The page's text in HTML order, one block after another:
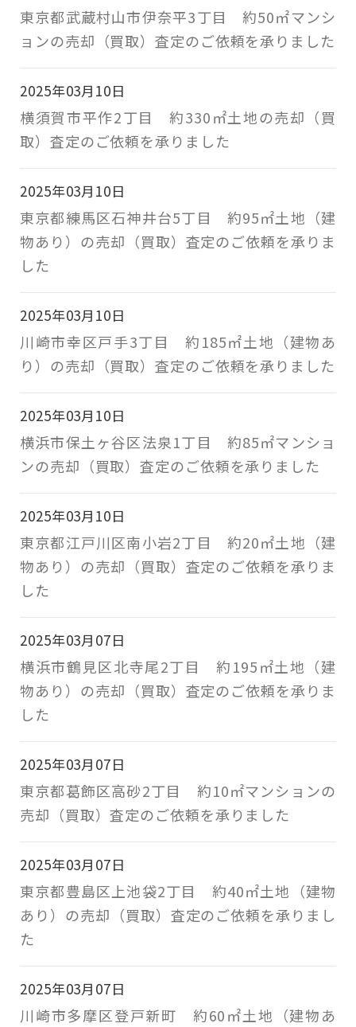
東京都武蔵村山市伊奈平3丁目 約50㎡マンシ
ョンの売却（買取）査定のご依頼を承りました
2025年03月10日
横須賀市平作2丁目 約330㎡土地の売却（買
取）査定のご依頼を承りました
2025年03月10日
東京都練馬区石神井台5丁目 約95㎡土地（建
物あり）の売却（買取）査定のご依頼を承りま
した
2025年03月10日
川崎市幸区戸手3丁目 約185㎡土地（建物あ
り）の売却（買取）査定のご依頼を承りました
2025年03月10日
横浜市保土ヶ谷区法泉1丁目 約85㎡マンショ
ンの売却（買取）査定のご依頼を承りました
2025年03月10日
東京都江戸川区南小岩2丁目 約20㎡土地（建
物あり）の売却（買取）査定のご依頼を承りま
した
2025年03月07日
横浜市鶴見区北寺尾2丁目 約195㎡土地（建
物あり）の売却（買取）査定のご依頼を承りま
した
2025年03月07日
東京都葛飾区高砂2丁目 約10㎡マンションの
売却（買取）査定のご依頼を承りました
2025年03月07日
東京都豊島区上池袋2丁目 約40㎡土地（建物
あり）の売却（買取）査定のご依頼を承りまし
た
2025年03月07日
川崎市多摩区登戸新町 約60㎡土地（建物あ